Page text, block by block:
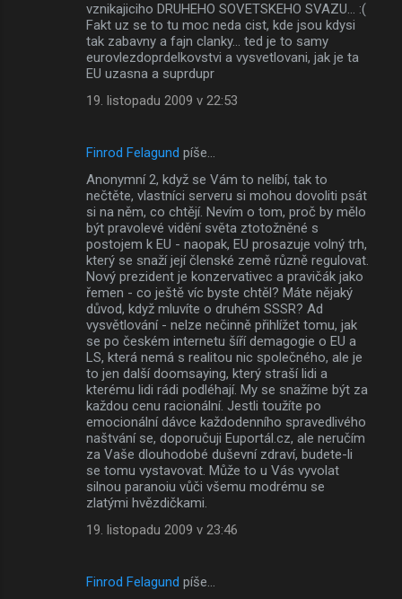
vznikajiciho DRUHEHO SOVETSKEHO SVAZU... :(
Fakt uz se to tu moc neda cist, kde jsou kdysi
tak zabavny a fajn clanky... ted je to samy
eurovlezdoprdelkovstvi a vysvetlovani, jak je ta
EU uzasna a suprdupr
19. listopadu 2009 v 22:53
Finrod Felagund píše…
Anonymní 2, když se Vám to nelíbí, tak to
nečtěte, vlastníci serveru si mohou dovoliti psát
si na něm, co chtějí. Nevím o tom, proč by mělo
být pravolevé vidění světa ztotožněné s
postojem k EU - naopak, EU prosazuje volný trh,
který se snaží její členské země různě regulovat.
Nový prezident je konzervativec a pravičák jako
řemen - co ještě víc byste chtěl? Máte nějaký
důvod, když mluvíte o druhém SSSR? Ad
vysvětlování - nelze nečinně přihlížet tomu, jak
se po českém internetu šíří demagogie o EU a
LS, která nemá s realitou nic společného, ale je
to jen další doomsaying, který straší lidi a
kterému lidi rádi podléhají. My se snažíme být za
každou cenu racionální. Jestli toužíte po
emocionální dávce každodenního spravedlivého
naštvání se, doporučuji Euportál.cz, ale neručím
za Vaše dlouhodobé duševní zdraví, budete-li
se tomu vystavovat. Může to u Vás vyvolat
silnou paranoiu vůči všemu modrému se
zlatými hvězdičkami.
19. listopadu 2009 v 23:46
Finrod Felagund píše…